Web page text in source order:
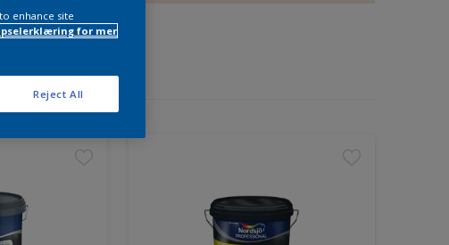
enhance site
for mer
Reject All